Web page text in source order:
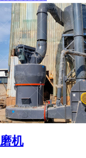
机